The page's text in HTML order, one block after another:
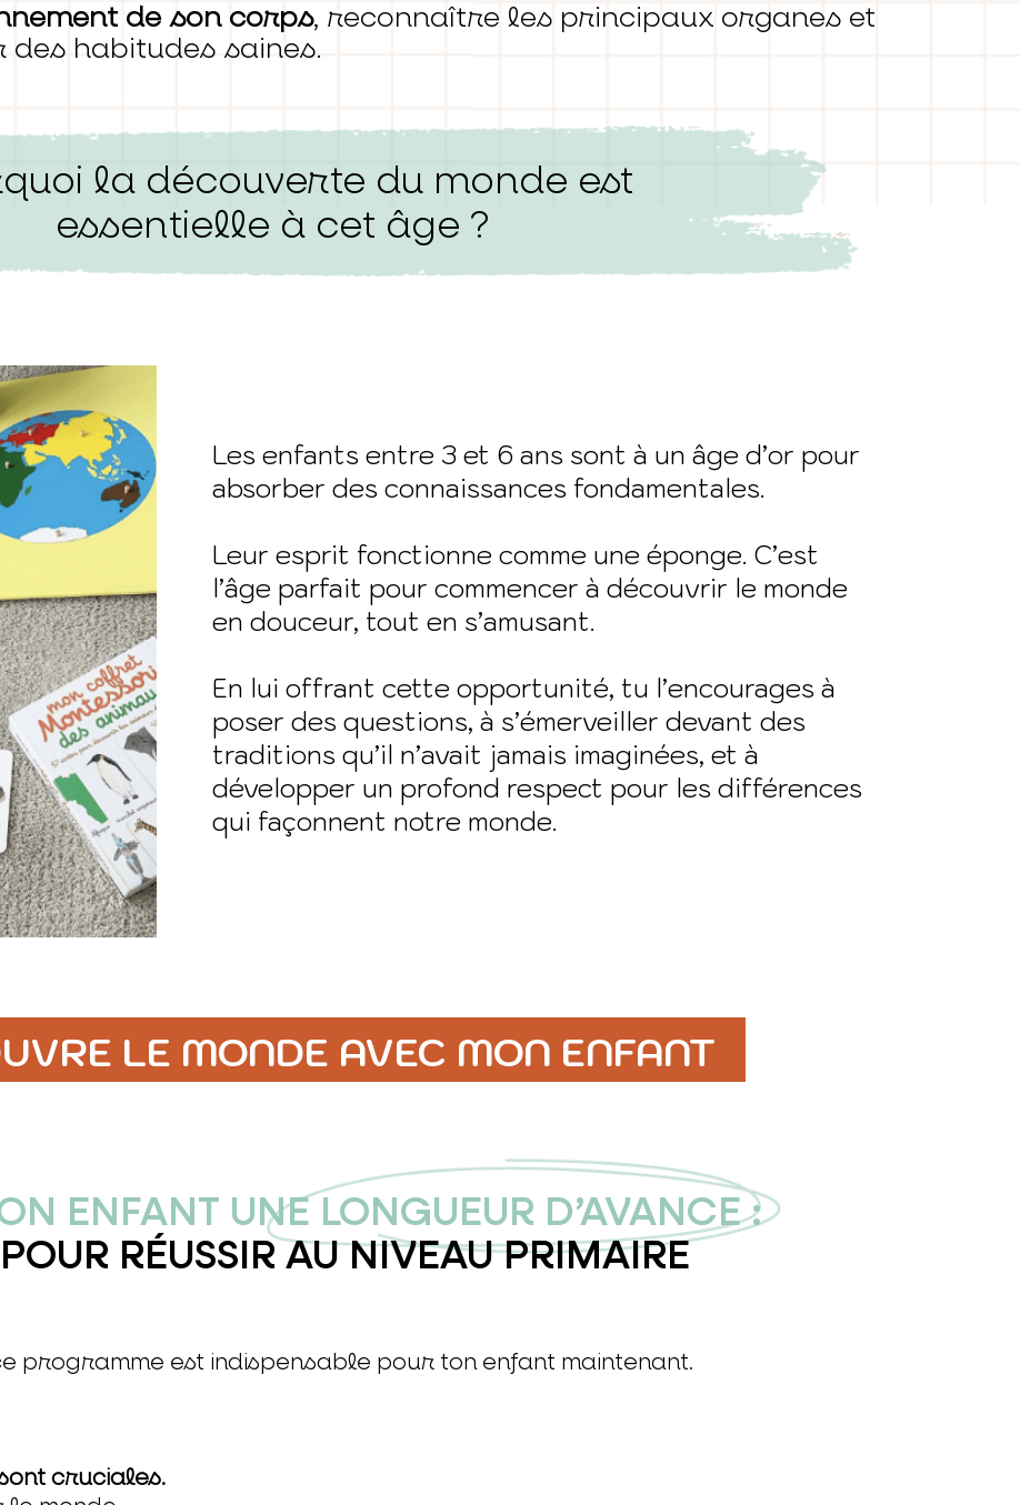
de son corps, reconnaître les principaux organes et
habitudes saines.
la découverte du monde est
essentielle à cet âge ?
Les enfants entre 3 et 6 ans sont à un âge d’or pour
absorber des connaissances fondamentales.
Leur esprit fonctionne comme une éponge. C’est
l’âge parfait pour commencer à découvrir le monde
en douceur, tout en s’amusant.
En lui offrant cette opportunité, tu l’encourages à
poser des questions, à s’émerveiller devant des
traditions qu’il n’avait jamais imaginées, et à
développer un profond respect pour les différences
qui façonnent notre monde.
LE MONDE AVEC MON ENFANT
ENFANT UNE LONGUEUR D’AVANCE :
RÉUSSIR AU NIVEAU PRIMAIRE
programme est indispensable pour ton enfant maintenant.
cruciales.